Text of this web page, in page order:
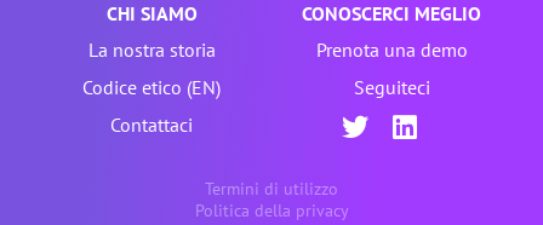
CHI SIAMO
La nostra storia
Codice etico (EN)
Contattaci
CONOSCERCI MEGLIO
Prenota una demo
Seguiteci
Termini di utilizzo
Politica della privacy